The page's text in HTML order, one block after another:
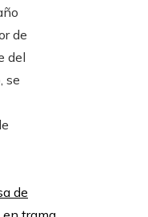
de
del
se